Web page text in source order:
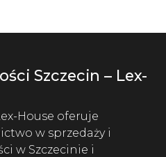
Szczecin – Lex-
House oferuje
w sprzedaży i
w Szczecinie i